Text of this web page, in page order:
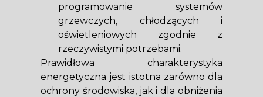
programowanie systemów
grzewczych, chłodzących i
oświetleniowych zgodnie z
rzeczywistymi potrzebami.
Prawidłowa charakterystyka
energetyczna jest istotna zarówno dla
ochrony środowiska, jak i dla obniżenia